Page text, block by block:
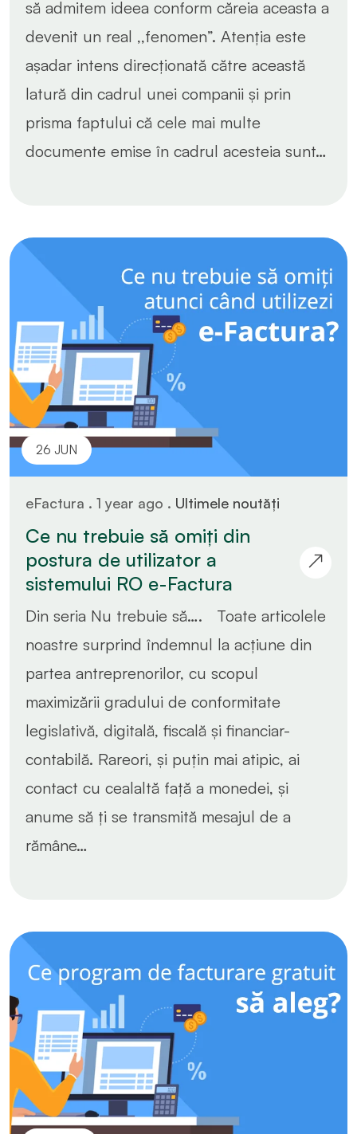
să admitem ideea conform căreia aceasta a
devenit un real ,,fenomen”. Atenția este
așadar intens direcționată către această
latură din cadrul unei companii și prin
prisma faptului că cele mai multe
documente emise în cadrul acesteia sunt…
26 JUN
eFactura . 1 year ago . Ultimele noutăți
Ce nu trebuie să omiți din
postura de utilizator a
sistemului RO e-Factura
Din seria Nu trebuie să…. Toate articolele
noastre surprind îndemnul la acțiune din
partea antreprenorilor, cu scopul
maximizării gradului de conformitate
legislativă, digitală, fiscală și financiar-
contabilă. Rareori, și puțin mai atipic, ai
contact cu cealaltă față a monedei, și
anume să ți se transmită mesajul de a
rămâne…